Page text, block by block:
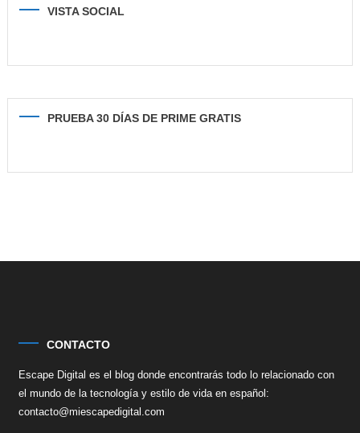
VISTA SOCIAL
PRUEBA 30 DÍAS DE PRIME GRATIS
CONTACTO
Escape Digital es el blog donde encontrarás todo lo relacionado con
el mundo de la tecnología y estilo de vida en español:
contacto@miescapedigital.com